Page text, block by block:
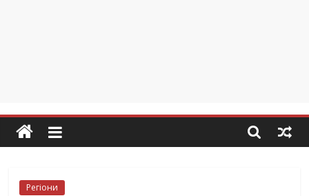
Регіони